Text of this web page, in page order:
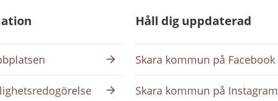
Håll dig uppdaterad
Skara kommun på Facebook
Skara kommun på Instagram